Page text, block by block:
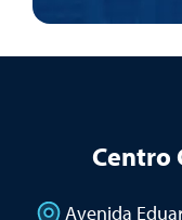
Centro
Avenida